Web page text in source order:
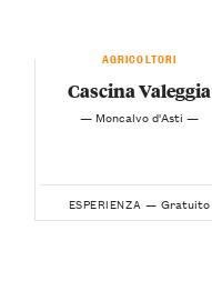
AGRICOLTORI
Cascina Valeggia
— Moncalvo d'Asti —
ESPERIENZA — Gratuito